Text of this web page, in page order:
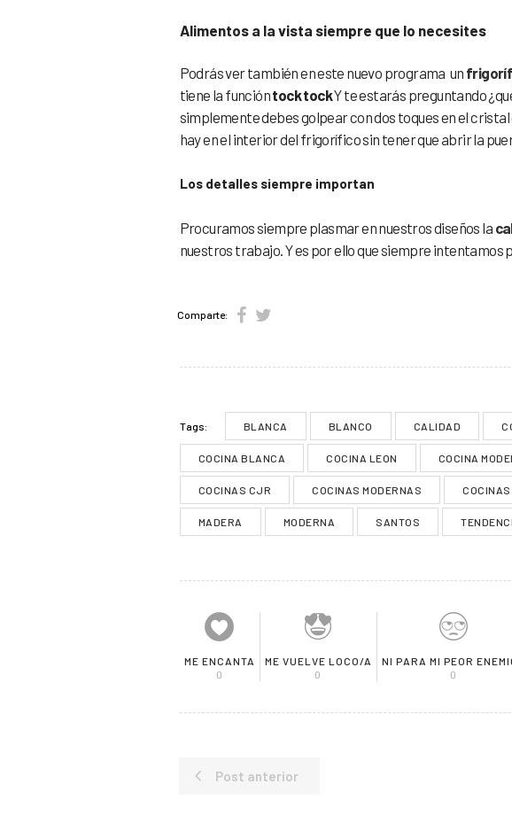
Alimentos a la vista siempre que lo necesites
Podrás ver también en este nuevo programa un
tiene la funcióntock tockY te estarás preguntando
simplemente debes golpear con dos toques en el
hay en el interior del frigorífico sin tener que abrir la
Los detalles siempre importan
Procuramos siempre plasmar en nuestros diseños la
nuestros trabajo. Y es por ello que siempre intentamos
Comparte:
Tags: BLANCA BLANCO CALIDAD
COCINA BLANCA COCINA LEON COCINA
COCINAS CJR COCINAS MODERNAS
MADERA MODERNA SANTOS
ME ENCANTA
0
ME VUELVE LOCO/A
0
NI PARA MI PEOR
0
Post anterior